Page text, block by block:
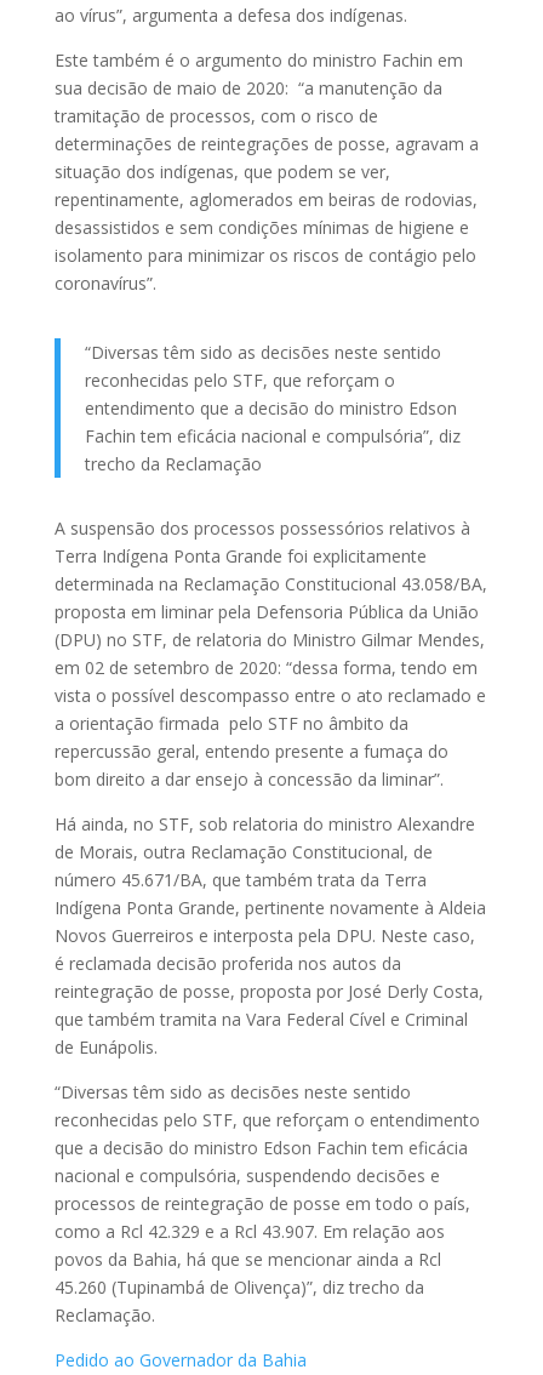
ao vírus”, argumenta a defesa dos indígenas.
Este também é o argumento do ministro Fachin em
sua decisão de maio de 2020: “a manutenção da
tramitação de processos, com o risco de
determinações de reintegrações de posse, agravam a
situação dos indígenas, que podem se ver,
repentinamente, aglomerados em beiras de rodovias,
desassistidos e sem condições mínimas de higiene e
isolamento para minimizar os riscos de contágio pelo
coronavírus”.
“Diversas têm sido as decisões neste sentido
reconhecidas pelo STF, que reforçam o
entendimento que a decisão do ministro Edson
Fachin tem eficácia nacional e compulsória”, diz
trecho da Reclamação
A suspensão dos processos possessórios relativos à
Terra Indígena Ponta Grande foi explicitamente
determinada na Reclamação Constitucional 43.058/BA,
proposta em liminar pela Defensoria Pública da União
(DPU) no STF, de relatoria do Ministro Gilmar Mendes,
em 02 de setembro de 2020: “dessa forma, tendo em
vista o possível descompasso entre o ato reclamado e
a orientação firmada pelo STF no âmbito da
repercussão geral, entendo presente a fumaça do
bom direito a dar ensejo à concessão da liminar”.
Há ainda, no STF, sob relatoria do ministro Alexandre
de Morais, outra Reclamação Constitucional, de
número 45.671/BA, que também trata da Terra
Indígena Ponta Grande, pertinente novamente à Aldeia
Novos Guerreiros e interposta pela DPU. Neste caso,
é reclamada decisão proferida nos autos da
reintegração de posse, proposta por José Derly Costa,
que também tramita na Vara Federal Cível e Criminal
de Eunápolis.
“Diversas têm sido as decisões neste sentido
reconhecidas pelo STF, que reforçam o entendimento
que a decisão do ministro Edson Fachin tem eficácia
nacional e compulsória, suspendendo decisões e
processos de reintegração de posse em todo o país,
como a Rcl 42.329 e a Rcl 43.907. Em relação aos
povos da Bahia, há que se mencionar ainda a Rcl
45.260 (Tupinambá de Olivença)”, diz trecho da
Reclamação.
Pedido ao Governador da Bahia